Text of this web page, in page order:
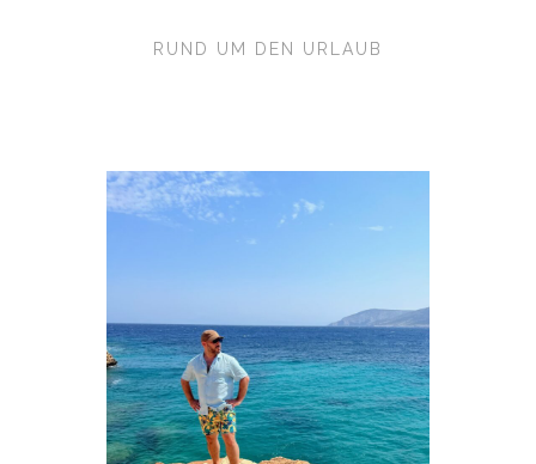
RUND UM DEN URLAUB